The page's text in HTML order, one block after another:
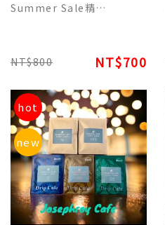
Summer Sale精裝版限定-美式2/義式2/曼特寧2/摩卡2/藍山2混合一盒10包.
NT$800 NT$700
hot
new